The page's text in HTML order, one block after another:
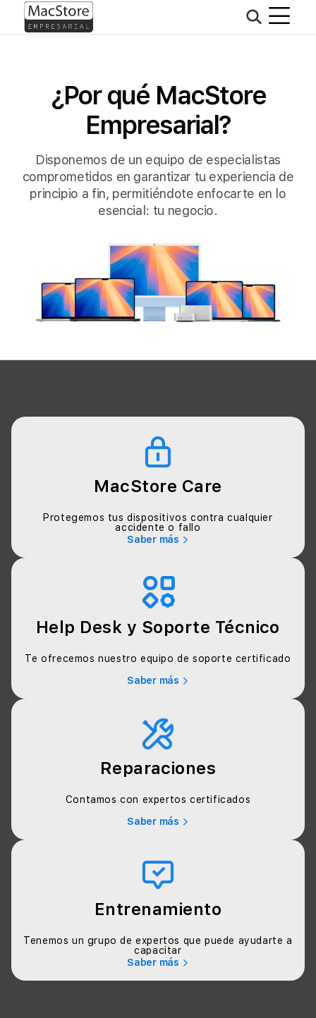
¿Por qué MacStore
Empresarial?
Disponemos de un equipo de especialistas
comprometidos en garantizar tu experiencia de
principio a fin, permitiéndote enfocarte en lo
esencial: tu negocio.
MacStore Care
Protegemos tus dispositivos contra cualquier
accidente o fallo
Saber más
Help Desk y Soporte Técnico
Te ofrecemos nuestro equipo de soporte certificado
Saber más
Reparaciones
Contamos con expertos certificados
Saber más
Entrenamiento
Tenemos un grupo de expertos que puede ayudarte a
capacitar
Saber más